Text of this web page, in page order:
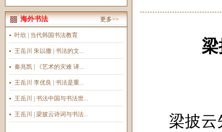
海外书法 更多>>
叶欣 | 当代韩国书法教育
王岳川 朱以撒 | 书法的文...
秦兆凯 | 《艺术的灾难 译...
王岳川 李优良 | 书法是重...
王岳川 | 书法中国与书法世...
王岳川 | 梁披云诗词与书法... 梁披云